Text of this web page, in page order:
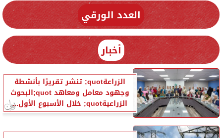
العدد الورقي
أخبار
الزراعةquot; تنشر تقريرًا بأنشطة
وجهود معامل ومعاهد quot;البحوث
الزراعيةquot; خلال الأسبوع الأول...